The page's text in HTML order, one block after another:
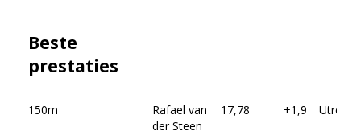
Beste
prestaties
150m
Rafael van
der Steen
17,78 +1,9